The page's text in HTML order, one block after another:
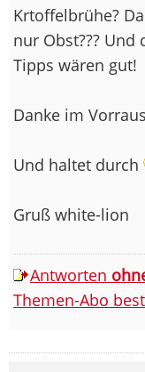
Krtoffelbrühe?
nur Obst??? Und
Tipps wären gut!
Danke im
Und haltet durch
Gruß white-lion
Antworten
Themen-Abo